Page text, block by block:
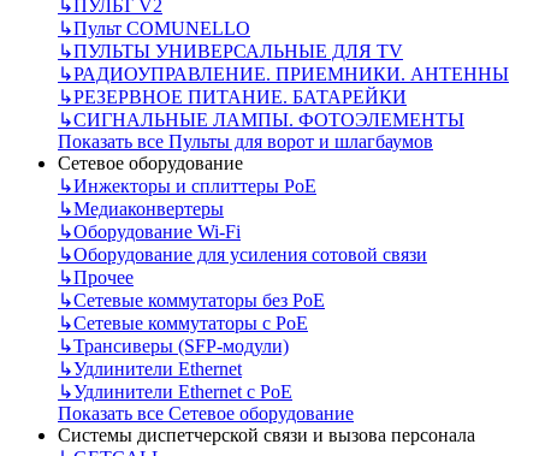
↳ПУЛЬТ V2
↳Пульт СOMUNELLO
↳ПУЛЬТЫ УНИВЕРСАЛЬНЫЕ ДЛЯ TV
↳РАДИОУПРАВЛЕНИЕ. ПРИЕМНИКИ. АНТЕННЫ
↳РЕЗЕРВНОЕ ПИТАНИЕ. БАТАРЕЙКИ
↳СИГНАЛЬНЫЕ ЛАМПЫ. ФОТОЭЛЕМЕНТЫ
Показать все Пульты для ворот и шлагбаумов
Сетевое оборудование
↳Инжекторы и сплиттеры РоЕ
↳Медиаконвертеры
↳Оборудование Wi-Fi
↳Оборудование для усиления сотовой связи
↳Прочее
↳Сетевые коммутаторы без РоЕ
↳Сетевые коммутаторы с РоЕ
↳Трансиверы (SFP-модули)
↳Удлинители Ethernet
↳Удлинители Ethernet с PoE
Показать все Сетевое оборудование
Системы диспетчерской связи и вызова персонала